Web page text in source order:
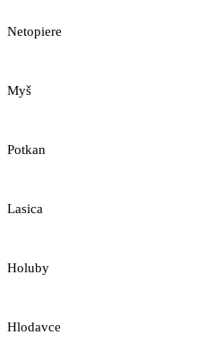
Netopiere
Myš
Potkan
Lasica
Holuby
Hlodavce